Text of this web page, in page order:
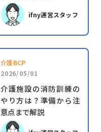
ifny運営スタッフ
介護BCP
2026/05/01
介護施設の消防訓練の
やり方は？準備から注
意点まで解説